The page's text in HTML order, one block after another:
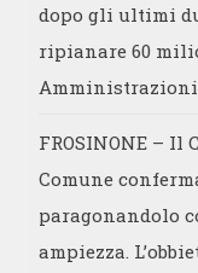
dopo gli ultimi
ripianare 60
Amministrazioni
FROSINONE –
Comune
paragonandolo
ampiezza.